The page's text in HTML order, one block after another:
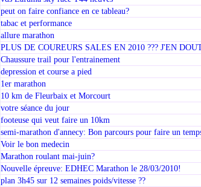
peut on faire confiance en ce tableau?
tabac et performance
allure marathon
PLUS DE COUREURS SALES EN 2010 ??? J'EN
Chaussure trail pour l'entrainement
depression et course a pied
1er marathon
10 km de Fleurbaix et Morcourt
votre séance du jour
footeuse qui veut faire un 10km
semi-marathon d'annecy: Bon parcours pour faire un
Voir le bon medecin
Marathon roulant mai-juin?
Nouvelle épreuve: EDHEC Marathon le 28/03/2010!
plan 3h45 sur 12 semaines poids/vitesse ??